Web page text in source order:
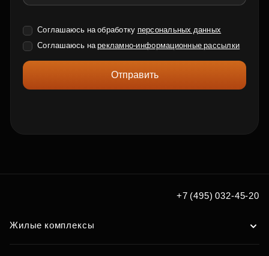
Соглашаюсь на обработку персональных данных
Соглашаюсь нарекламно-информационные рассылки
Отправить
+7 (495) 032-45-20
Жилые комплексы